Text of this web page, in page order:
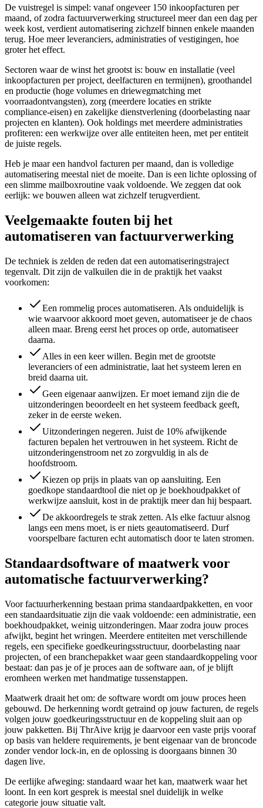
De vuistregel is simpel: vanaf ongeveer 150 inkoopfacturen per
maand, of zodra factuurverwerking structureel meer dan een dag per
week kost, verdient automatisering zichzelf binnen enkele maanden
terug. Hoe meer leveranciers, administraties of vestigingen, hoe
groter het effect.
Sectoren waar de winst het grootst is: bouw en installatie (veel
inkoopfacturen per project, deelfacturen en termijnen), groothandel
en productie (hoge volumes en driewegmatching met
voorraadontvangsten), zorg (meerdere locaties en strikte
compliance-eisen) en zakelijke dienstverlening (doorbelasting naar
projecten en klanten). Ook holdings met meerdere administraties
profiteren: een werkwijze over alle entiteiten heen, met per entiteit
de juiste regels.
Heb je maar een handvol facturen per maand, dan is volledige
automatisering meestal niet de moeite. Dan is een lichte oplossing of
een slimme mailboxroutine vaak voldoende. We zeggen dat ook
eerlijk: we bouwen alleen wat zichzelf terugverdient.
Veelgemaakte fouten bij het
automatiseren van factuurverwerking
De techniek is zelden de reden dat een automatiseringstraject
tegenvalt. Dit zijn de valkuilen die in de praktijk het vaakst
voorkomen:
Een rommelig proces automatiseren. Als onduidelijk is
wie waarvoor akkoord moet geven, automatiseer je de chaos
alleen maar. Breng eerst het proces op orde, automatiseer
daarna.
Alles in een keer willen. Begin met de grootste
leveranciers of een administratie, laat het systeem leren en
breid daarna uit.
Geen eigenaar aanwijzen. Er moet iemand zijn die de
uitzonderingen beoordeelt en het systeem feedback geeft,
zeker in de eerste weken.
Uitzonderingen negeren. Juist de 10% afwijkende
facturen bepalen het vertrouwen in het systeem. Richt de
uitzonderingenstroom net zo zorgvuldig in als de
hoofdstroom.
Kiezen op prijs in plaats van op aansluiting. Een
goedkope standaardtool die niet op je boekhoudpakket of
werkwijze aansluit, kost in de praktijk meer dan hij bespaart.
De akkoordregels te strak zetten. Als elke factuur alsnog
langs een mens moet, is er niets geautomatiseerd. Durf
voorspelbare facturen echt automatisch door te laten stromen.
Standaardsoftware of maatwerk voor
automatische factuurverwerking?
Voor factuurherkenning bestaan prima standaardpakketten, en voor
een standaardsituatie zijn die vaak voldoende: een administratie, een
boekhoudpakket, weinig uitzonderingen. Maar zodra jouw proces
afwijkt, begint het wringen. Meerdere entiteiten met verschillende
regels, een specifieke goedkeuringsstructuur, doorbelasting naar
projecten, of een branchepakket waar geen standaardkoppeling voor
bestaat: dan pas je of je proces aan de software aan, of je blijft
eromheen werken met handmatige tussenstappen.
Maatwerk draait het om: de software wordt om jouw proces heen
gebouwd. De herkenning wordt getraind op jouw facturen, de regels
volgen jouw goedkeuringsstructuur en de koppeling sluit aan op
jouw pakketten. Bij ThrAive krijg je daarvoor een vaste prijs vooraf
op basis van heldere requirements, je bent eigenaar van de broncode
zonder vendor lock-in, en de oplossing is doorgaans binnen 30
dagen live.
De eerlijke afweging: standaard waar het kan, maatwerk waar het
loont. In een kort gesprek is meestal snel duidelijk in welke
categorie jouw situatie valt.